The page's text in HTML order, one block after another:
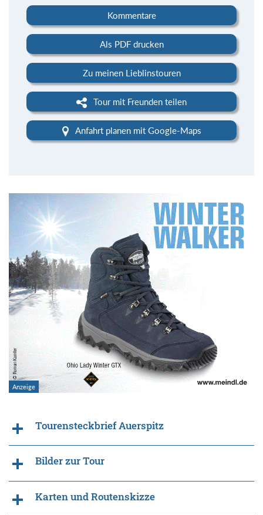
Kommentare
Als PDF drucken
Zu meinen Lieblinstouren
Tour mit Freunden teilen
Anfahrt planen mit Google-Maps
Tourensteckbrief Auerspitz
Bilder zur Tour
Karten und Routenskizze